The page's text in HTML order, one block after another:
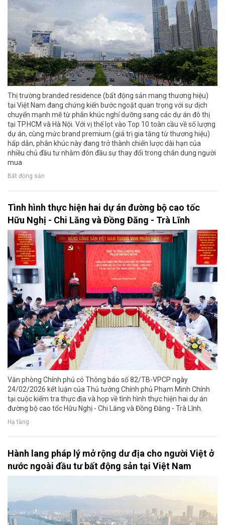
Thị trường branded residence (bất động sản mang thương hiệu)
tại Việt Nam đang chứng kiến bước ngoặt quan trọng với sự dịch
chuyển mạnh mẽ từ phân khúc nghỉ dưỡng sang các dự án đô thị
tại TP.HCM và Hà Nội. Với vị thế lọt vào Top 10 toàn cầu về số lượng
dự án, cùng mức brand premium (giá trị gia tăng từ thương hiệu)
hấp dẫn, phân khúc này đang trở thành chiến lược dài hạn của
nhiều chủ đầu tư nhằm đón đầu sự thay đổi trong chân dung người
mua
Bất động sản
Tình hình thực hiện hai dự án đường bộ cao tốc
Hữu Nghị - Chi Lăng và Đồng Đăng - Trà Lĩnh
Văn phòng Chính phủ có Thông báo số 82/TB-VPCP ngày
24/02/2026 kết luận của Thủ tướng Chính phủ Phạm Minh Chính
tại cuộc kiểm tra thực địa và họp về tình hình thực hiện hai dự án
đường bộ cao tốc Hữu Nghị - Chi Lăng và Đồng Đăng - Trà Lĩnh.
Hạ tầng
Hành lang pháp lý mở rộng dư địa cho người Việt ở
nước ngoài đầu tư bất động sản tại Việt Nam